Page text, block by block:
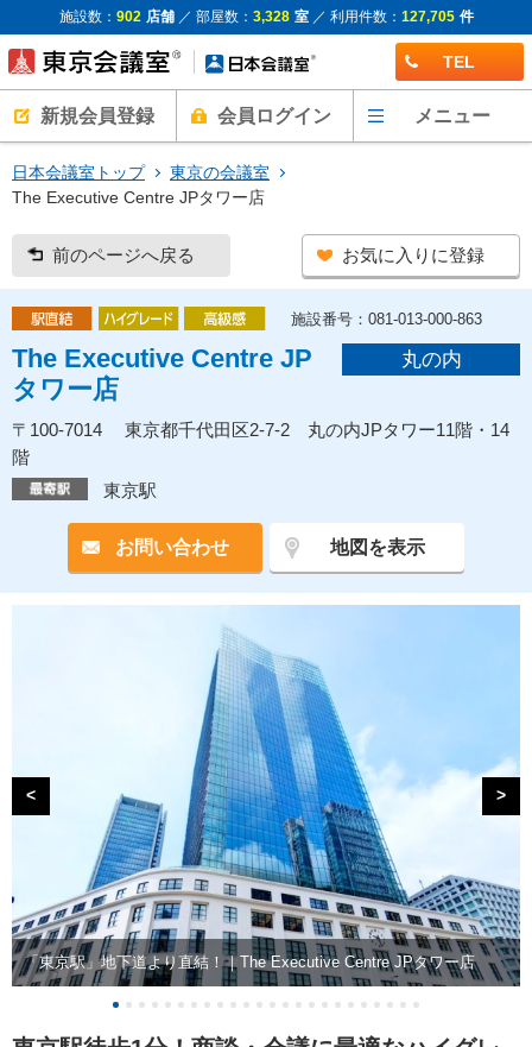
施設数： 902 店舗／ 部屋数： 3,328 室／ 利用件数： 127,705 件
TEL
新規会員登録 会員ログイン メニュー
日本会議室トップ
東京の会議室
The Executive Centre JPタワー店
前のページへ戻る お気に入りに登録
施設番号：081-013-000-863
The Executive Centre JP
タワー店
丸の内
〒100-7014 東京都千代田区2-7-2 丸の内JPタワー11階・14
階
東京駅
お問い合わせ 地図を表示
「東京駅」地下道より直結！｜The Executive Centre JPタワー店
< >